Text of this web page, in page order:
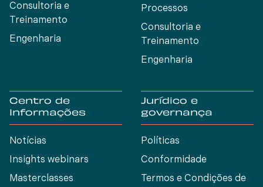
Consultoria e
Treinamento
Engenharia
Processos
Consultoria e
Treinamento
Engenharia
Centro de
Informações
Notícias
Insights webinars
Masterclasses
Jurídico e
governança
Políticas
Conformidade
Termos e Condições de